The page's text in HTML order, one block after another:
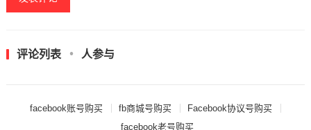
评论列表 人参与
facebook账号购买 fb商城号购买
Facebook协议号购买
facebook老号购买